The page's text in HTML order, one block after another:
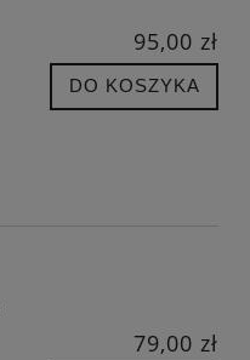
95,00 zł
DO KOSZYKA
79,00 zł